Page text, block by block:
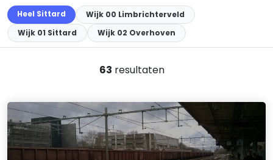
Heel Sittard
Wijk 00 Limbrichterveld
Wijk 01 Sittard
Wijk 02 Overhoven
63 resultaten